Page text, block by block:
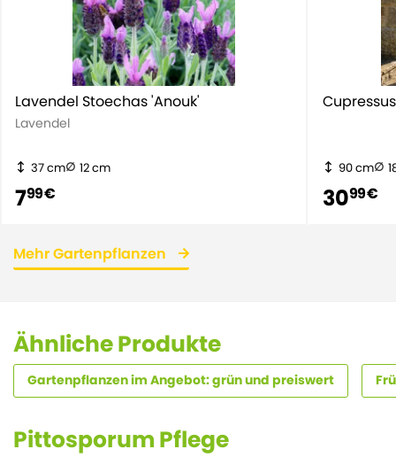
Lavendel Stoechas 'Anouk'
Lavendel
37 cm 12 cm
799 €
90 cm
3099 €
Mehr Gartenpflanzen
Ähnliche Produkte
Gartenpflanzen im Angebot: grün und preiswert
Pittosporum Pflege